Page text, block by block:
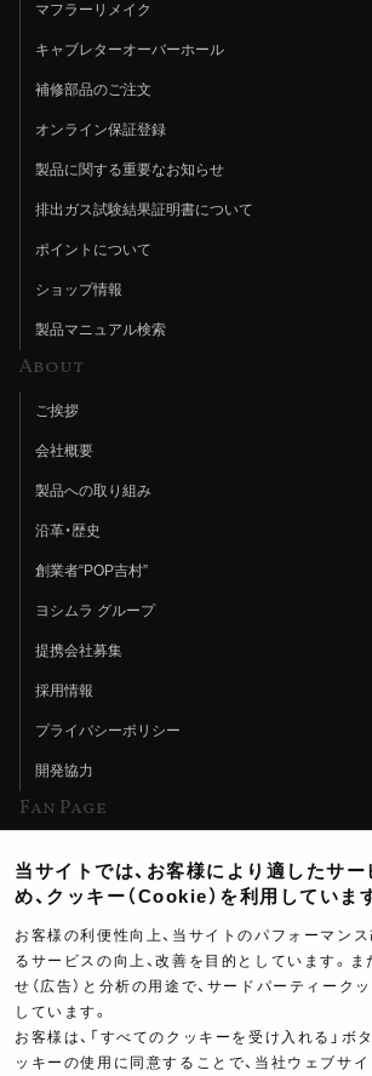
マフラーリメイク
キャブレターオーバーホール
補修部品のご注文
オンライン保証登録
製品に関する重要なお知らせ
排出ガス試験結果証明書について
ポイントについて
ショップ情報
製品マニュアル検索
About
ご挨拶
会社概要
製品への取り組み
沿革・歴史
創業者“POP吉村”
ヨシムラ グループ
提携会社募集
採用情報
プライバシーポリシー
開発協力
Fan Page
ヨシムラTV
イベント情報
イベントスケジュール
ツーリングブレイクタイム
当サイトでは、お客様により適したサ
め、クッキー（Cookie）を利用しています
お客様の利便性向上、当サイトのパフォーマン
るサービスの向上、改善を目的としています。ま
せ（広告）と分析の用途で、サードパーティーク
しています。
お客様は、「すべてのクッキーを受け入れる」ボ
ッキーの使用に同意することで、当社ウェブサ